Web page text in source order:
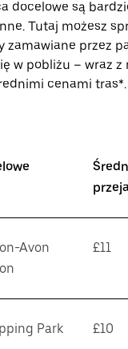
docelowe są
Tutaj możesz
zamawiane przez
w pobliżu – wraz z
cenami tras*.
Avon
£11
Park £10